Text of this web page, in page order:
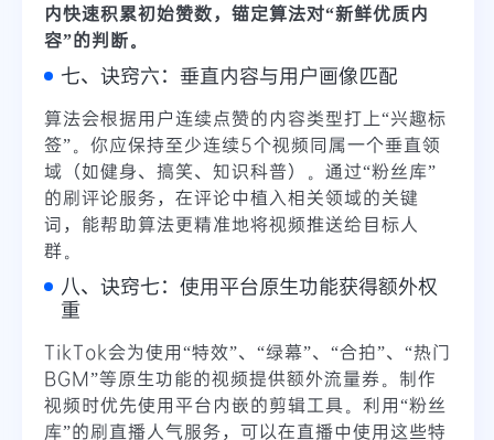
内快速积累初始赞数，锚定算法对“新鲜优质内
容”的判断。
七、诀窍六：垂直内容与用户画像匹配
算法会根据用户连续点赞的内容类型打上“兴趣标
签”。你应保持至少连续5个视频同属一个垂直领
域（如健身、搞笑、知识科普）。通过“粉丝库”
的刷评论服务，在评论中植入相关领域的关键
词，能帮助算法更精准地将视频推送给目标人
群。
八、诀窍七：使用平台原生功能获得额外权
重
TikTok会为使用“特效”、“绿幕”、“合拍”、“热门
BGM”等原生功能的视频提供额外流量券。制作
视频时优先使用平台内嵌的剪辑工具。利用“粉丝
库”的刷直播人气服务，可以在直播中使用这些特